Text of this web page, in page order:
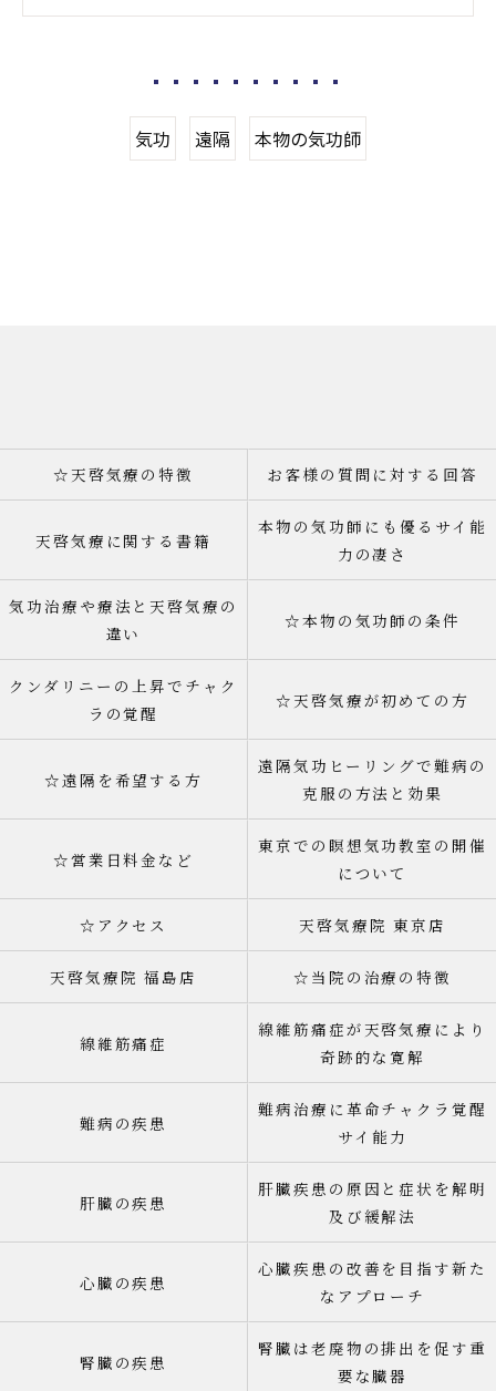
気功 遠隔 本物の気功師
☆天啓気療の特徴 お客様の質問に対する回答
天啓気療に関する書籍
本物の気功師にも優るサイ能
力の凄さ
気功治療や療法と天啓気療の
違い
☆本物の気功師の条件
クンダリニーの上昇でチャク
ラの覚醒
☆天啓気療が初めての方
☆遠隔を希望する方
遠隔気功ヒーリングで難病の
克服の方法と効果
☆営業日料金など
東京での瞑想気功教室の開催
について
☆アクセス 天啓気療院 東京店
天啓気療院 福島店 ☆当院の治療の特徴
線維筋痛症
線維筋痛症が天啓気療により
奇跡的な寛解
難病の疾患
難病治療に革命チャクラ覚醒
サイ能力
肝臓の疾患
肝臓疾患の原因と症状を解明
及び緩解法
心臓の疾患
心臓疾患の改善を目指す新た
なアプローチ
腎臓の疾患
腎臓は老廃物の排出を促す重
要な臓器